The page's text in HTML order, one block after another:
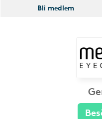
Bli medlem